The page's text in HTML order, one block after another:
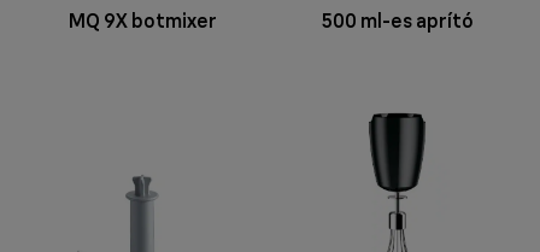
MQ 9X botmixer 500 ml-es aprító